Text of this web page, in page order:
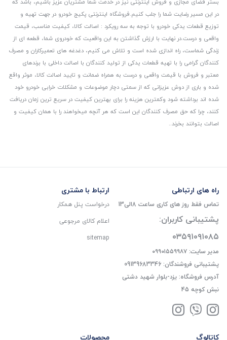
در این مسیر رضایت شما را جلب کنیم.فروشگاه اینترنتی پکیج خودرو در جهت تهیه و
توزیع قطعات یدکی خودرو با توجه به سه رویکرد : اصالت کالا، کیفیت مناسب، قیمت
واقعی و درست.در نهایت با ارزش گذاشتن به این واقعیت که خودروی شما، قطعه ای از
زندگی شماست، راه اندازی شده است و تلاش می کنیم، دغدغه های تعمیرکاران و مصرف
کنندگان گرامی را با تهیه قطعات یدکی از تولید کنندگان با اصالت داخلی با برندهای
معتبر و فروش با قیمت واقعی و درست به همراه ضمانت و تایید اصالت کالا، موثر واقع
شده و باری از دوش عزیزانی که از سمتی دچار موضوعات و مشکلات خرابی خودرو خود
شده اند برداشته شود و‌کمترین هزینه را برای بهترین کیفیت در سریع ترین زمان دریافت
کنند، چرا که حق مصرف کنندگان این است که هر آنچه میخواهند را با همان کیفیت و
اصالت بتوانند بخرند..
راه های ارتباطی
تماس فقط روز های کاری ساعت 8الی13
پشتیبانی کاربران:
۰۳۵۹۱۰۹۱۰۸۵
مدیر سایت: ۰۹۹۰۱۵۵۹۹۸۷
پشتیبانی فروشندگان: 09139683346
آدرس فروشگاه: یزد-بلوار شهید دشتی
نبش کوچه 45
ارتباط با مشتری
درخواست پنل همکار
اعلام کالای مرجوعی
sitemap
کاتالوگ محصولات